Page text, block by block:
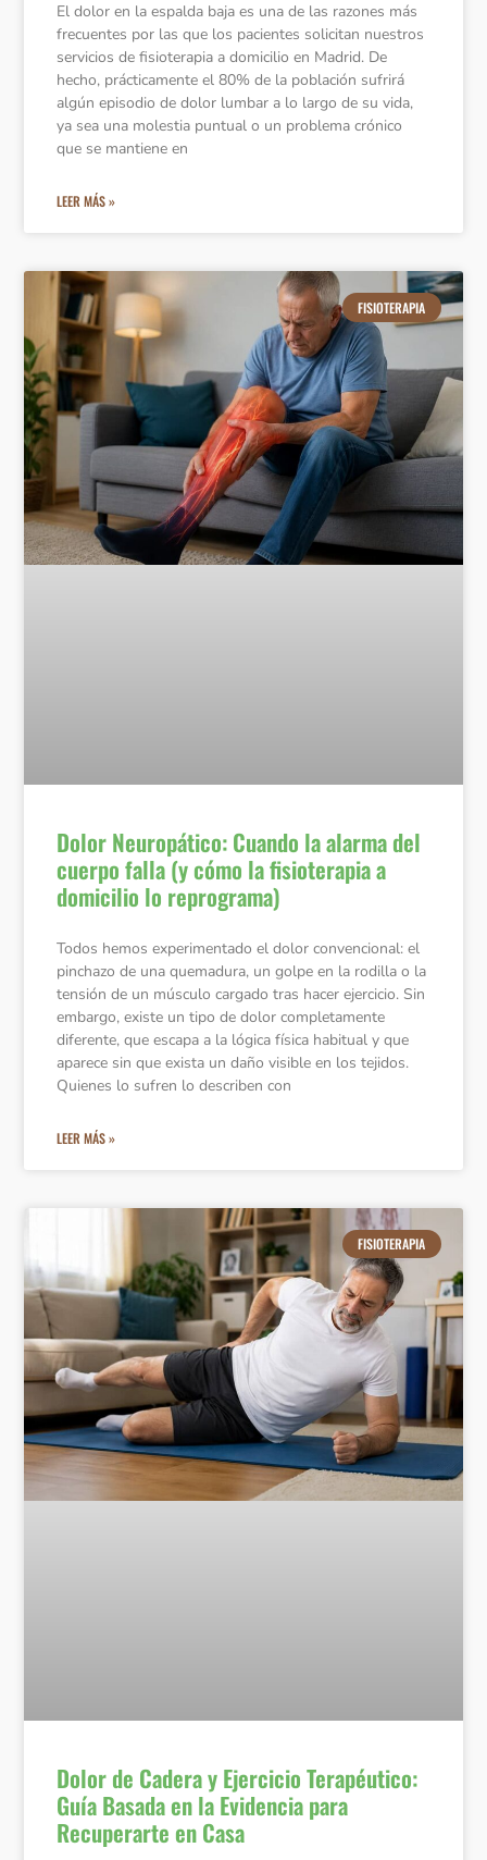
El dolor en la espalda baja es una de las razones más
frecuentes por las que los pacientes solicitan nuestros
servicios de fisioterapia a domicilio en Madrid. De
hecho, prácticamente el 80% de la población sufrirá
algún episodio de dolor lumbar a lo largo de su vida,
ya sea una molestia puntual o un problema crónico
que se mantiene en
LEER MÁS »
FISIOTERAPIA
Dolor Neuropático: Cuando la alarma del
cuerpo falla (y cómo la fisioterapia a
domicilio lo reprograma)
Todos hemos experimentado el dolor convencional: el
pinchazo de una quemadura, un golpe en la rodilla o la
tensión de un músculo cargado tras hacer ejercicio. Sin
embargo, existe un tipo de dolor completamente
diferente, que escapa a la lógica física habitual y que
aparece sin que exista un daño visible en los tejidos.
Quienes lo sufren lo describen con
LEER MÁS »
FISIOTERAPIA
Dolor de Cadera y Ejercicio Terapéutico:
Guía Basada en la Evidencia para
Recuperarte en Casa